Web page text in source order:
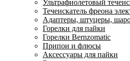
Ультрафиолетовый
Течеискатель фреона
Адаптеры, штуцеры,
Горелки для пайки
Горелки Bernzomatic
Припои и флюсы
Аксессуары для пайки